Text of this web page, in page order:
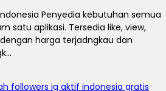
Penyedia kebutuhan semua
satu aplikasi. Tersedia like, view,
harga terjadngkau dan